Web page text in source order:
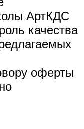
АртКДС
качества
оферты